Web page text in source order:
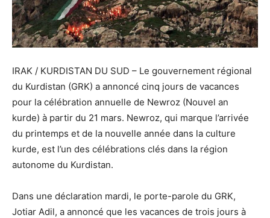
IRAK / KURDISTAN DU SUD – Le gouvernement régional
du Kurdistan (GRK) a annoncé cinq jours de vacances
pour la célébration annuelle de Newroz (Nouvel an
kurde) à partir du 21 mars. Newroz, qui marque l’arrivée
du printemps et de la nouvelle année dans la culture
kurde, est l’un des célébrations clés dans la région
autonome du Kurdistan.
Dans une déclaration mardi, le porte-parole du GRK,
Jotiar Adil, a annoncé que les vacances de trois jours à